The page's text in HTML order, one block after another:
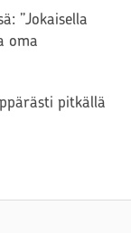
”Jokaisella
oma
pitkällä